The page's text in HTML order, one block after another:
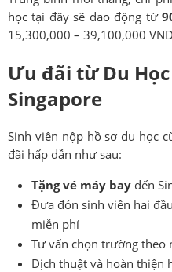
học tại đây sẽ dao động từ
15,300,000 – 39,100,000
Ưu đãi từ Du
Singapore
Sinh viên nộp hồ sơ du học
đãi hấp dẫn như sau:
Tặng vé máy bay đến
Đưa đón sinh viên hai
miễn phí
Tư vấn chọn trường theo
Dịch thuật và hoàn thiện